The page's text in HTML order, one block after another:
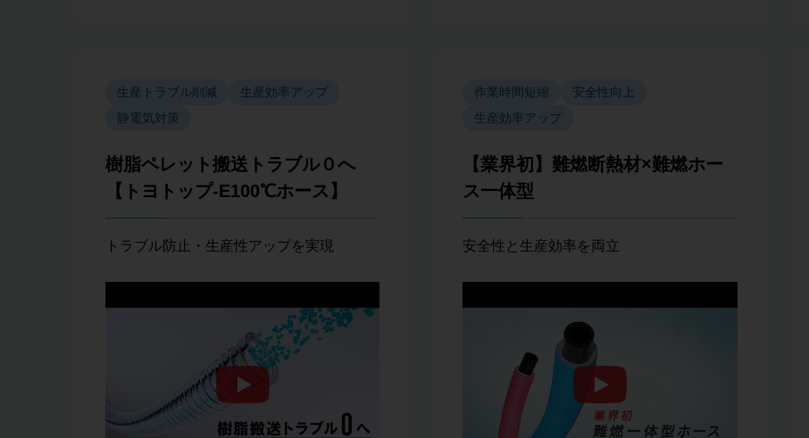
生産トラブル削減
生産効率アップ
静電気対策
樹脂ペレット搬送トラブル０へ
【トヨトップ-E100℃ホース】
トラブル防止・生産性アップを実現
作業時間短縮
安全性向上
生産効率アップ
【業界初】難燃断熱材×難燃ホー
ス一体型
安全性と生産効率を両立